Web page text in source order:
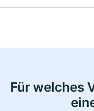
Für welches